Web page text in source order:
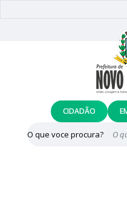
O que voce procura?
CIDADÃO